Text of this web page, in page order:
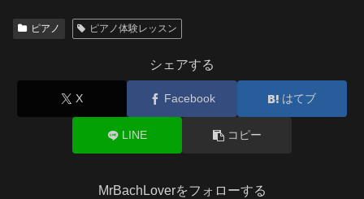
ピアノ ピアノ体験レッスン
シェアする
X Facebook はてブ
LINE コピー
MrBachLoverをフォローする